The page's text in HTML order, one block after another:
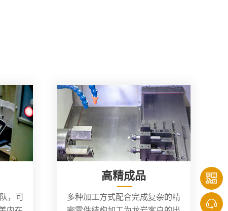
，可
高精成品
多种加工方式配合完成复杂的精